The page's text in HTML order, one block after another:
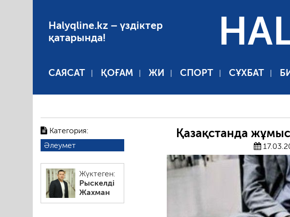
Halyqline.kz – үздіктер
қатарында!
САЯСАТ ҚОҒАМ ЖИ СПОРТ СҰХБАТ
Категория:
Әлеумет
Жүктеген:
Рыскелді
Жахман
Қазақстанда